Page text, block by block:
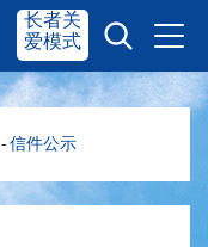
奋进赫山
长者关
爱模式
-信件公示